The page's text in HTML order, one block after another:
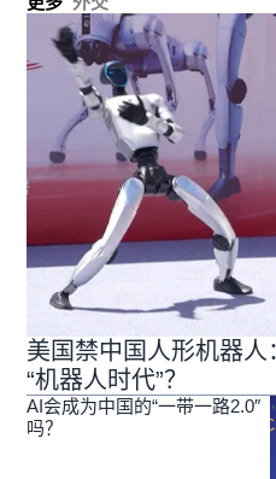
美国禁中国人形机器
“机器人时代”？
AI会成为中国的“一带一路2.0″
吗？